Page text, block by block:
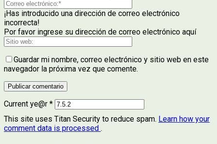
¡Has introducido una dirección de correo electrónico
incorrecta!
Por favor ingrese su dirección de correo electrónico aquí
Guardar mi nombre, correo electrónico y sitio web en este
navegador la próxima vez que comente.
Current ye@r *
This site uses Titan Security to reduce spam. Learn how your
comment data is processed .